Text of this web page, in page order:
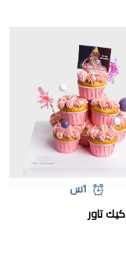
1س
تاور